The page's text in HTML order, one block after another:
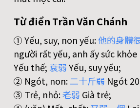
Từ điển Trần Văn Chánh
① Yếu, suy, non yếu:他的身體
người rất yếu, anh ấy sức
Yếu thế; 衰弱Yếu, suy yếu;
② Ngót, non:二十斤弱 Ngót
③ Trẻ, nhỏ:老弱 Già trẻ;